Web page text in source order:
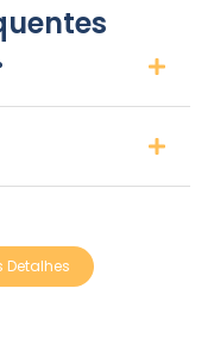
Detalhes